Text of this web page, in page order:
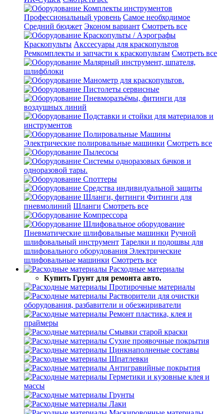
Комплекты инструментов
Профессиональный уровень Самое необходимое
Средний бюджет Эконом вариант Смотреть все
Краскопульты / Аэрографы
Краскопульты Акссесуары для краскопультов
Ремкомплекты и запчасти к краскопультам Смотреть все
Малярный инструмент, шпателя,
шлифблоки
Манометр для краскопультов.
Пистолеты сервисные
Пневморазъёмы, фитинги для
воздушных линий
Подставки и стойки для материалов и
инструментов
Полировальные Машины
Электрические полировальные машинки Смотреть все
Пылесосы
Системы одноразовых бачков и
одноразовой тары.
Споттеры
Средства индивидуальной защиты
Шланги, фитинги Фитинги для
пневмолиний Шланги Смотреть все
Компрессора
Шлифовальное оборудование
Пневматические шлифовальные машинки Ручной
шлифовальный инструмент Тарелки и подошвы для
шлифовального оборудования Электрические
шлифовальные машинки Смотреть все
Расходные материалы
Купить Грунт для ремонта авто.
Протирочные материалы
Растворители для очистки
оборудования, разбавители и обезжириватели
Ремонт пластика, клея и
праймеры
Смывки старой краски
Сухие проявочные покрытия
Цинкнаполненые составы
Шпатлевки
Антигравийные покрытия
Герметики и кузовные клея и
массы
Грунты
Лаки